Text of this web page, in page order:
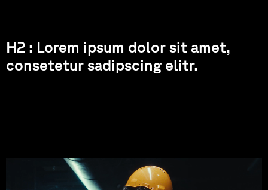
H2 : Lorem ipsum dolor sit amet,
consetetur sadipscing elitr.